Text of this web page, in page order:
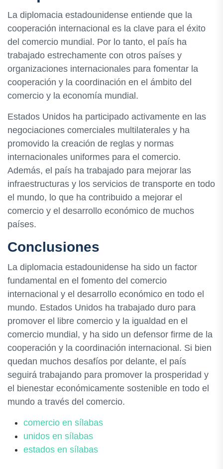
La diplomacia estadounidense entiende que la
cooperación internacional es la clave para el éxito
del comercio mundial. Por lo tanto, el país ha
trabajado estrechamente con otros países y
organizaciones internacionales para fomentar la
cooperación y la coordinación en el ámbito del
comercio y la economía mundial.
Estados Unidos ha participado activamente en las
negociaciones comerciales multilaterales y ha
promovido la creación de reglas y normas
internacionales uniformes para el comercio.
Además, el país ha trabajado para mejorar las
infraestructuras y los servicios de transporte en todo
el mundo, lo que ha contribuido a mejorar el
comercio y el desarrollo económico de muchos
países.
Conclusiones
La diplomacia estadounidense ha sido un factor
fundamental en el fomento del comercio
internacional y el desarrollo económico en todo el
mundo. Estados Unidos ha trabajado duro para
promover el libre comercio y la igualdad en el
comercio mundial, y ha sido un defensor firme de la
cooperación y la coordinación internacional. Si bien
quedan muchos desafíos por delante, el país
seguirá trabajando para promover la prosperidad y
el bienestar económicamente sostenible en todo el
mundo a través del comercio.
comercio en sílabas
unidos en sílabas
estados en sílabas